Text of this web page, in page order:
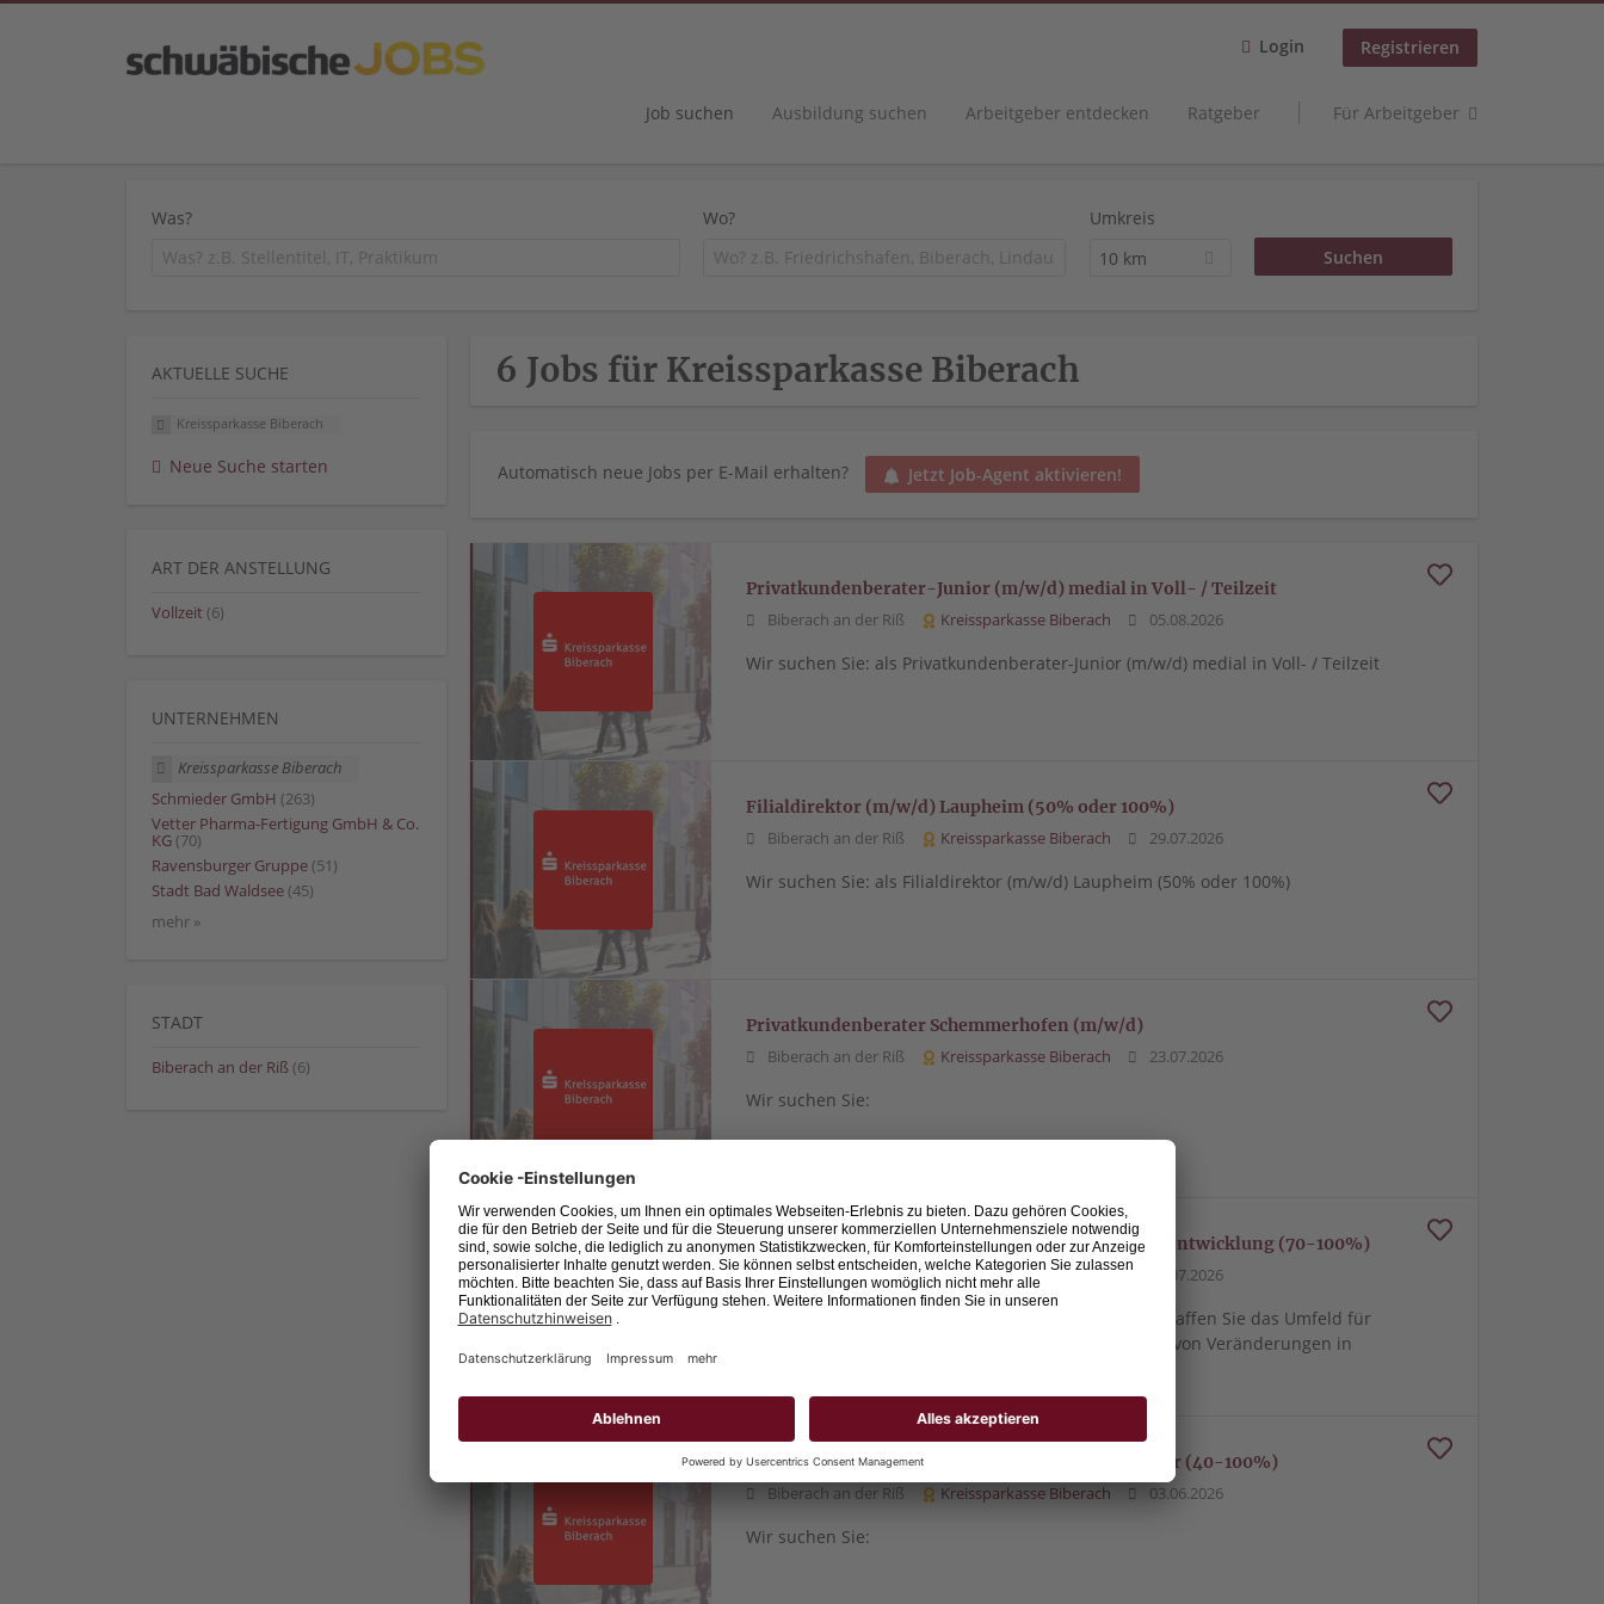
Login Registrieren
Job suchen Ausbildung suchen Arbeitgeber entdecken Ratgeber Für Arbeitgeber
Was? Wo?
Umkreis
10 km
6 Jobs für Kreissparkasse Biberach
Automatisch neue Jobs per E-Mail erhalten? Jetzt Job-Agent aktivieren!
Privatkundenberater-Junior (m/w/d) medial in Voll- / Teilzeit
Biberach an der Riß Kreissparkasse Biberach 05.08.2026
Wir suchen Sie: als Privatkundenberater-Junior (m/w/d) medial in Voll- / Teilzeit
Filialdirektor (m/w/d) Laupheim (50% oder 100%)
Biberach an der Riß Kreissparkasse Biberach 29.07.2026
Wir suchen Sie: als Filialdirektor (m/w/d) Laupheim (50% oder 100%)
Privatkundenberater Schemmerhofen (m/w/d)
Biberach an der Riß Kreissparkasse Biberach 23.07.2026
Wir suchen Sie:
Prozess-/Projektmanager (m/w/d) Organisationsentwicklung (70-100%)
Biberach an der Riß Kreissparkasse Biberach 17.07.2026
Wir suchen Sie: Im Prozess- / Projektmanagement schaffen Sie das Umfeld für
effiziente Wertschöpfungsketten und die Umsetzung von Veränderungen in
Privatkundenberater (m/w/d) medial und stationär (40-100%)
Biberach an der Riß Kreissparkasse Biberach 03.06.2026
Wir suchen Sie:
AKTUELLE SUCHE
Kreissparkasse Biberach
Neue Suche starten
ART DER ANSTELLUNG
Vollzeit (6)
UNTERNEHMEN
Kreissparkasse Biberach
Schmieder GmbH (263)
Vetter Pharma-Fertigung GmbH & Co.
KG (70)
Ravensburger Gruppe (51)
Stadt Bad Waldsee (45)
mehr »
STADT
Biberach an der Riß (6)